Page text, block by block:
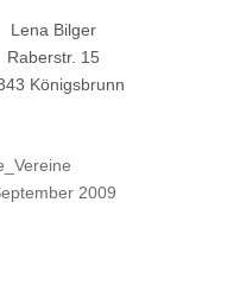
Lena Bilger
Raberstr. 15
Königsbrunn
2009